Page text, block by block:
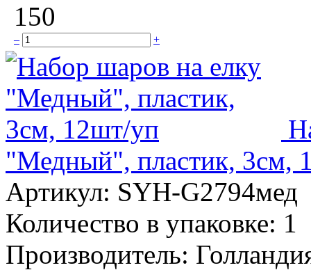
150
– +
"Медный", пластик, 3см,
Артикул: SYH-G2794мед
Количество в упаковке: 1
Производитель: